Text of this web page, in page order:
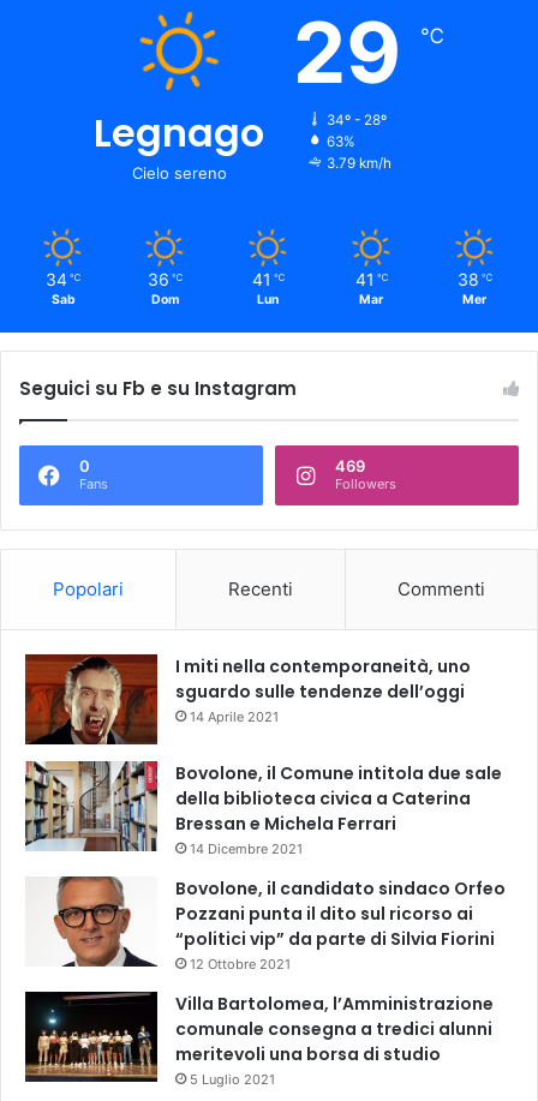
Legnago
Cielo sereno
29 ℃
34º - 28º
63%
3.79 km/h
34 ℃
Sab
36 ℃
Dom
41 ℃
Lun
41 ℃
Mar
38 ℃
Mer
Seguici su Fb e su Instagram
0
Fans
469
Followers
Popolari Recenti Commenti
I miti nella contemporaneità, uno
sguardo sulle tendenze dell’oggi
14 Aprile 2021
Bovolone, il Comune intitola due sale
della biblioteca civica a Caterina
Bressan e Michela Ferrari
14 Dicembre 2021
Bovolone, il candidato sindaco Orfeo
Pozzani punta il dito sul ricorso ai
“politici vip” da parte di Silvia Fiorini
12 Ottobre 2021
Villa Bartolomea, l’Amministrazione
comunale consegna a tredici alunni
meritevoli una borsa di studio
5 Luglio 2021